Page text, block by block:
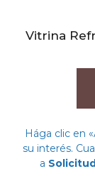
Vitrina
Hága clic en
su interés.
a